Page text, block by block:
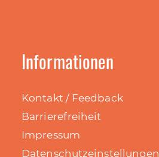
Informationen
Kontakt / Feedback
Barrierefreiheit
Impressum
Datenschutzeinstellungen